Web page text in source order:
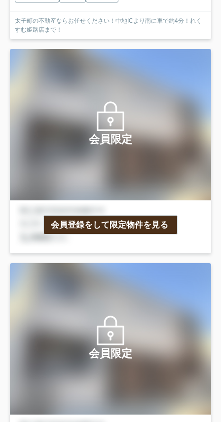
太子町の不動産ならお任せください！中地ICより南に車で約4分！れく
すむ姫路店まで！
会員限定
会員登録をして限定物件を見る
会員限定